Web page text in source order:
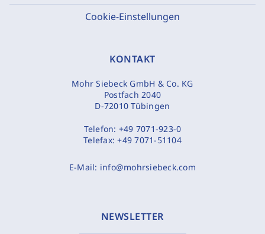
Cookie-Einstellungen
KONTAKT
Mohr Siebeck GmbH & Co. KG
Postfach 2040
D-72010 Tübingen
Telefon: +49 7071-923-0
Telefax:+49 7071-51104
E-Mail: info@mohrsiebeck.com
NEWSLETTER